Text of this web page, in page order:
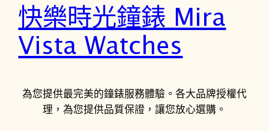
快樂時光鐘錶 Mira
Vista Watches
為您提供最完美的鐘錶服務體驗。各大品牌授權代
理，為您提供品質保證，讓您放心選購。